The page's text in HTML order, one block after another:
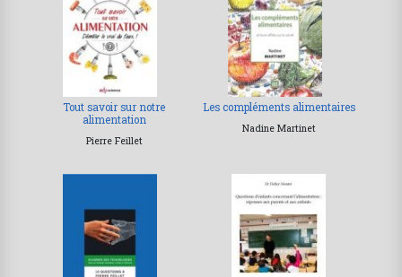
Tout savoir sur notre
alimentation
Pierre Feillet
Les compléments alimentaires
Nadine Martinet